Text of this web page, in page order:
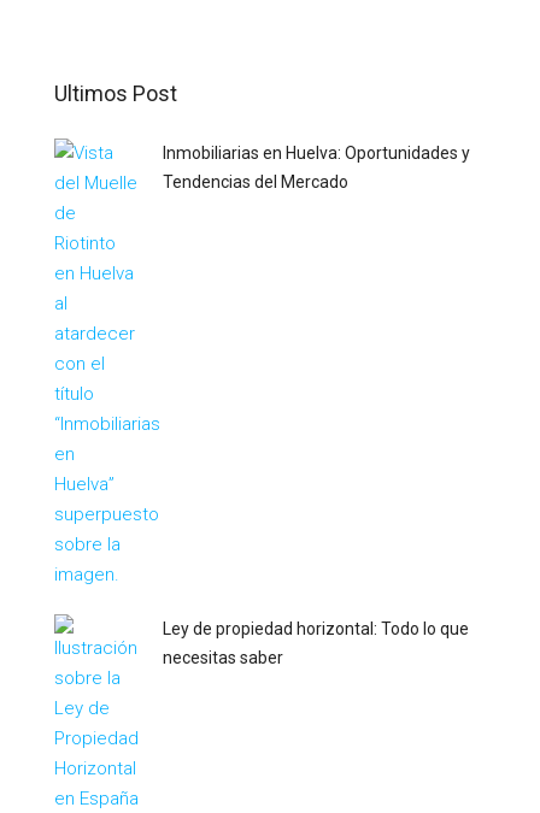
Ultimos Post
Inmobiliarias en Huelva: Oportunidades y
Tendencias del Mercado
Ley de propiedad horizontal: Todo lo que
necesitas saber